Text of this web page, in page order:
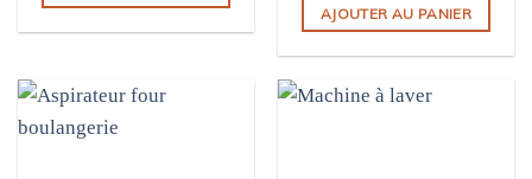
AJOUTER AU PANIER